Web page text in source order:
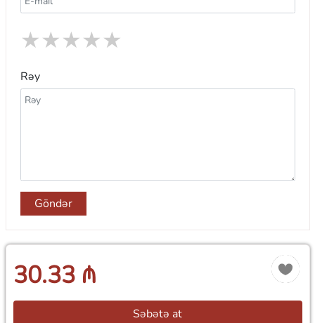
★
★
★
★
★
Rəy
Göndər
30.33 ₼
Səbətə at